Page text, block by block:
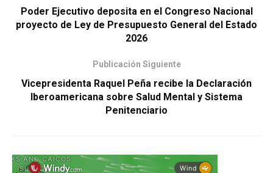
Poder Ejecutivo deposita en el Congreso Nacional
proyecto de Ley de Presupuesto General del Estado
2026
Publicación Siguiente
Vicepresidenta Raquel Peña recibe la Declaración
Iberoamericana sobre Salud Mental y Sistema
Penitenciario